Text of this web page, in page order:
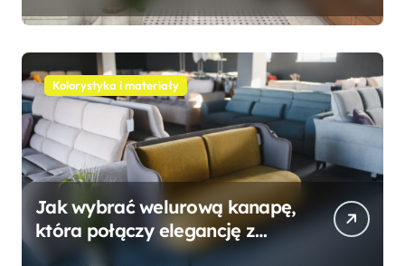
Kolorystyka i materiały
Jak wybrać welurową kanapę,
która połączy elegancję z
wygodą?